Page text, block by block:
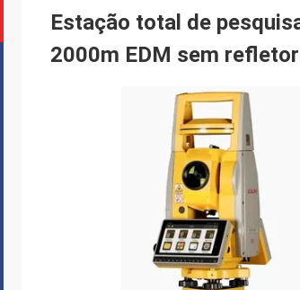
Estação total de
2000m EDM sem